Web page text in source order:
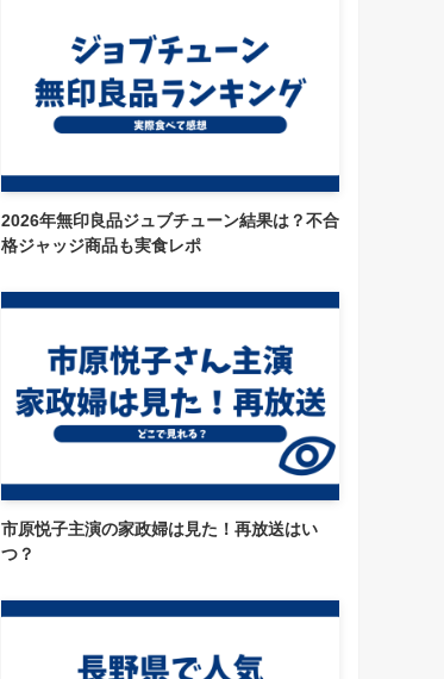
2026年無印良品ジュブチューン結果は？不合
格ジャッジ商品も実食レポ
市原悦子主演の家政婦は見た！再放送はい
つ？